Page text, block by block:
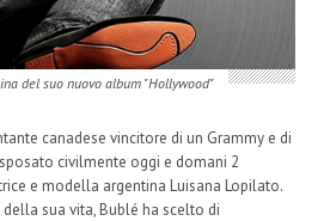
del suo nuovo album "Hollywood"
canadese vincitore di un Grammy e di
civilmente oggi e domani 2
e modella argentina Luisana Lopilato.
sua vita, Bublé ha scelto di